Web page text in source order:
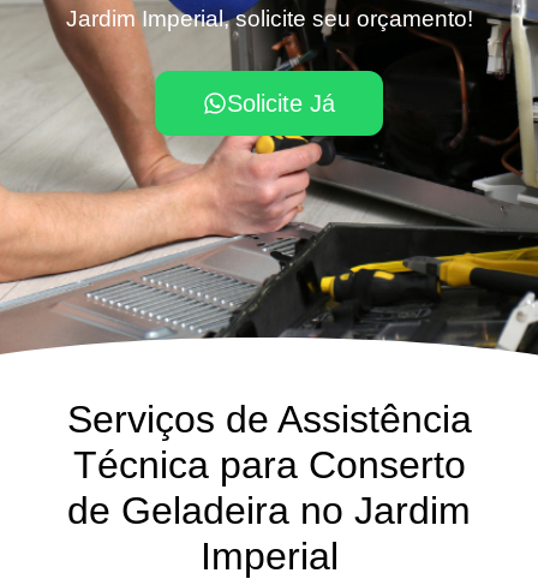
Jardim Imperial, solicite seu orçamento!
Solicite Já
Serviços de Assistência
Técnica para Conserto
de Geladeira no Jardim
Imperial